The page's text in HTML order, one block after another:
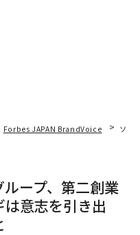
Forbes JAPAN BrandVoice ソニ
ープ、第二創業
意志を引き出